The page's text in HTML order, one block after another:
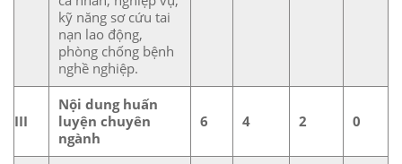
kỹ năng sơ cứu tai
nạn lao động,
phòng chống bệnh
nghề nghiệp.
III
Nội dung huấn
luyện chuyên
ngành
6 4 2 0